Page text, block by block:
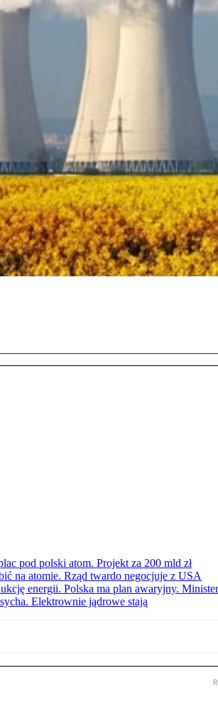
pod polski atom. Projekt za 200 mld zł
na atomie. Rząd twardo negocjuje z USA
energii. Polska ma plan awaryjny.
Elektrownie jądrowe stają